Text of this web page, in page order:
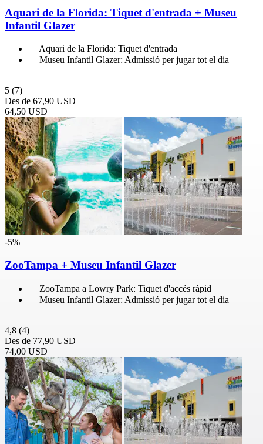
Aquari de la Florida: Tiquet d'entrada + Museu
Infantil Glazer
Aquari de la Florida: Tiquet d'entrada
Museu Infantil Glazer: Admissió per jugar tot el dia
5 (7)
Des de 67,90 USD
64,50 USD
-5%
ZooTampa + Museu Infantil Glazer
ZooTampa a Lowry Park: Tiquet d'accés ràpid
Museu Infantil Glazer: Admissió per jugar tot el dia
4,8 (4)
Des de 77,90 USD
74,00 USD